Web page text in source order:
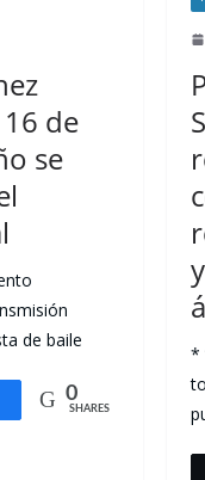
de
se
de baile
Share 0
SHARES
*